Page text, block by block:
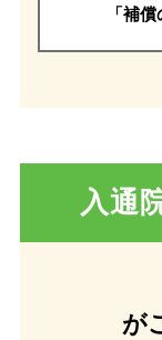
「補
入通
が